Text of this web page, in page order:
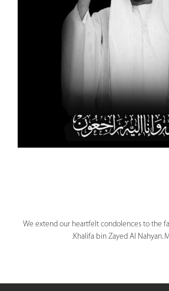
We extend our heartfelt condolences to the
Khalifa bin Zayed Al Nahyan.